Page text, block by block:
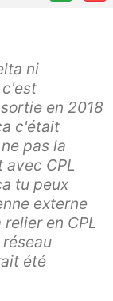
ni
c'est
en 2018
c'était
pas la
avec CPL
tu peux
externe
en CPL
été